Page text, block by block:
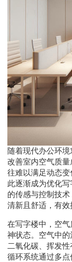
随着现代办公环
改善室内空气质
往难以满足动态
此逐渐成为优化
的传感与控制技
清新且舒适，有效
在写字楼中，空
神状态。空气中
二氧化碳、挥发
循环系统通过多